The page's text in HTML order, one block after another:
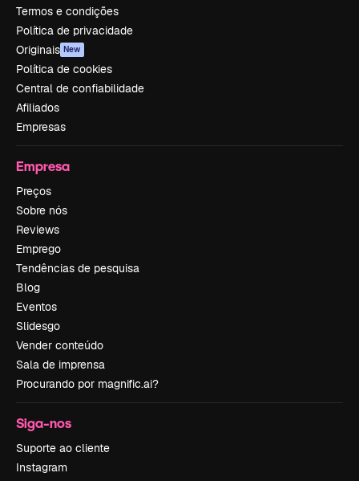
Termos e condições
Política de privacidade
Originais New
Política de cookies
Central de confiabilidade
Afiliados
Empresas
Empresa
Preços
Sobre nós
Reviews
Emprego
Tendências de pesquisa
Blog
Eventos
Slidesgo
Vender conteúdo
Sala de imprensa
Procurando por magnific.ai?
Siga-nos
Suporte ao cliente
Instagram